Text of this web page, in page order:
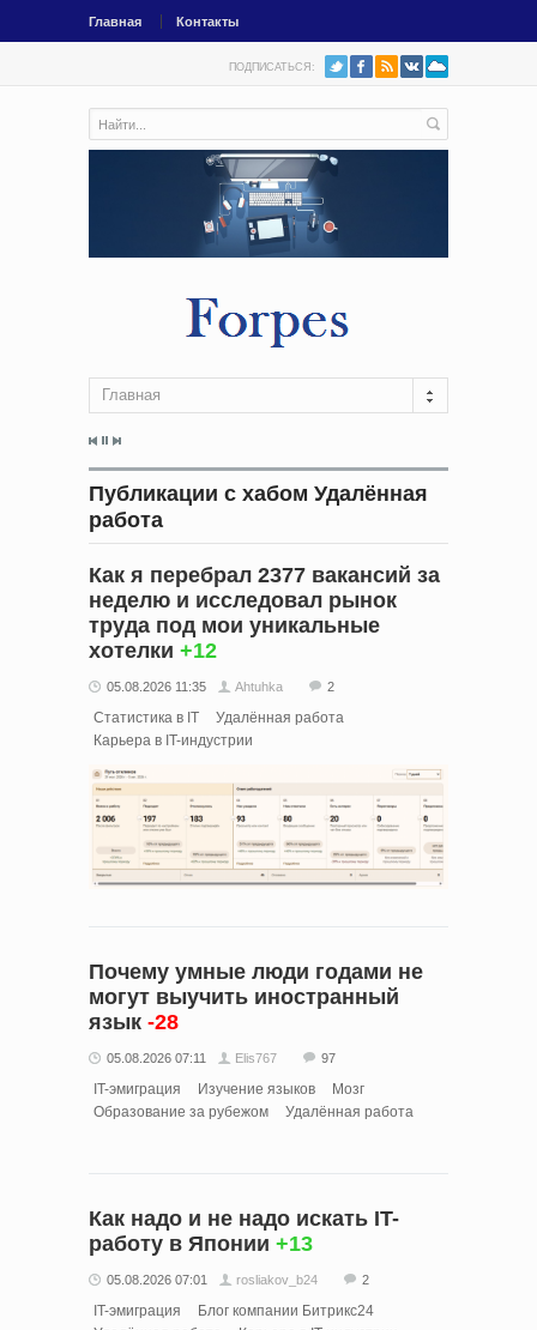
Главная Контакты
ПОДПИСАТЬСЯ:
Главная
Публикации с хабом Удалённая
работа
Как я перебрал 2377 вакансий за
неделю и исследовал рынок
труда под мои уникальные
хотелки +12
05.08.2026 11:35 Ahtuhka 2
Статистика в IT
Удалённая работа
Карьера в IT-индустрии
Почему умные люди годами не
могут выучить иностранный
язык -28
05.08.2026 07:11 Elis767 97
IT-эмиграция Изучение языков
Мозг
Образование за рубежом
Удалённая работа
Как надо и не надо искать IT-
работу в Японии +13
05.08.2026 07:01 rosliakov_b24 2
IT-эмиграция
Блог компании Битрикс24